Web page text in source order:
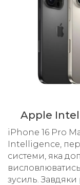
Apple
iPhone 16 Pro
Intelligence,
системи, яка
зусиль.